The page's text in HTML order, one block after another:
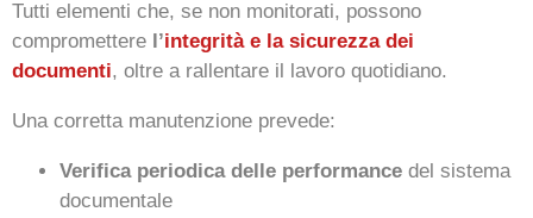
Tutti elementi che, se non monitorati, possono
compromettere l’integrità e la sicurezza dei
documenti, oltre a rallentare il lavoro quotidiano.
Una corretta manutenzione prevede:
Verifica periodica delle performance del sistema
documentale